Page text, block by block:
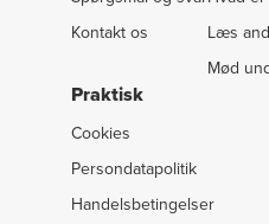
Kontakt os
Læs
Mød
Praktisk
Cookies
Persondatapolitik
Handelsbetingelser